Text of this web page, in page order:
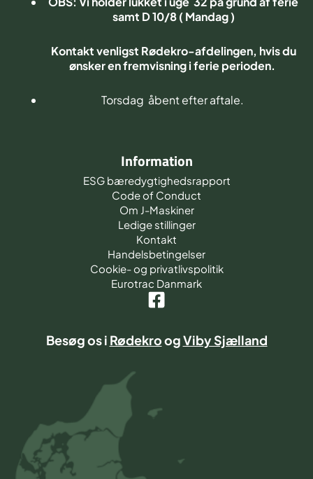
samt D 10/8 ( Mandag )
Kontakt venligst Rødekro-afdelingen, hvis du
ønsker en fremvisning i ferie perioden.
Torsdag åbent efter aftale.
Information
ESG bæredygtighedsrapport
Code of Conduct
Om J-Maskiner
Ledige stillinger
Kontakt
Handelsbetingelser
Cookie- og privatlivspolitik
Eurotrac Danmark
Besøg os i RødekroogViby Sjælland